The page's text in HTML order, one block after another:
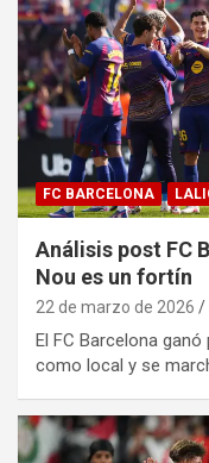
FC BARCELONA
Análisis post FC
Nou es un fortín
22 de marzo de 2026
El FC Barcelona
como local y se